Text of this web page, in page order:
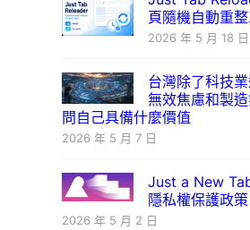
頁隨機自動重
2026 年 5 月 18 日
台灣除了科技
無效焦慮和製
問自己具備什麼價值
2026 年 5 月 7 日
Just a New
隱私權保護政策
2026 年 5 月 2 日